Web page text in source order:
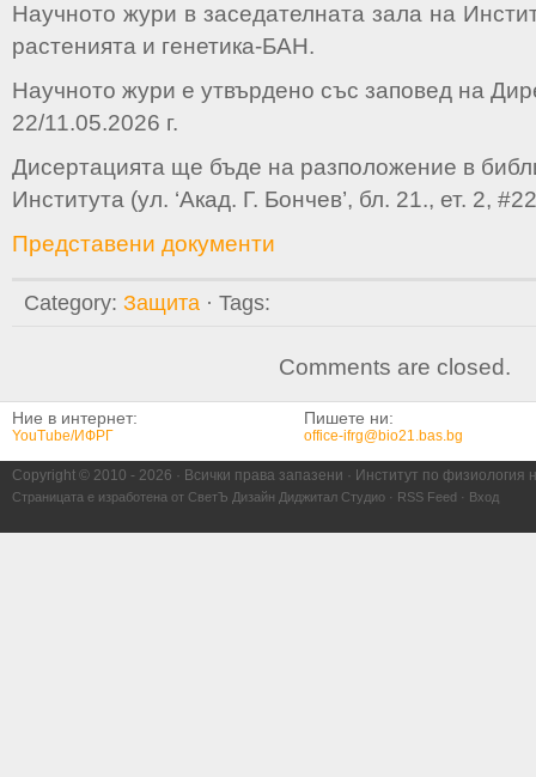
Научното жури в заседателната зала на
растенията и генетика-БАН.
Научното жури е утвърдено със заповед на
22/11.05.2026 г.
Дисертацията ще бъде на разположение в
Института (ул. ‘Акад. Г. Бончев’, бл. 21., ет. 2,
Представени документи
Category: Защита · Tags:
Comments are closed.
Ние в интернет:
YouTube/ИФРГ
Пишете ни:
office-ifrg@bio21.bas.bg
Copyright © 2010 - 2026 · Всички права запазени · Институт по физиология
Страницата е изработена от СветЪ Дизайн Диджитал Студио · RSS Feed · Вход